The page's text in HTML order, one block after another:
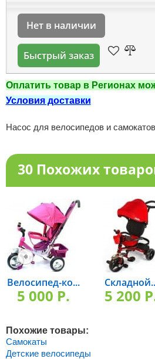
Нет в наличии
Быстрый заказ
Оплатить товар в Регионах
Условия доставки
Насос для велосипедов и
30 Похожих
Велосипед-ко...
5 000 P. 5 200
Похожие товары:
Самокаты
Детские велосипеды